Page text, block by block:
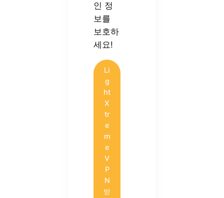
인 정
보를
보호하
세요!
Li
g
ht
X
tr
e
m
e
V
P
N
받